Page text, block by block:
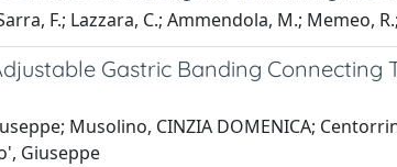
F.; Lazzara, C.; Ammendola, M.; Memeo,
Gastric Banding Connecting
Musolino, CINZIA DOMENICA;
Giuseppe